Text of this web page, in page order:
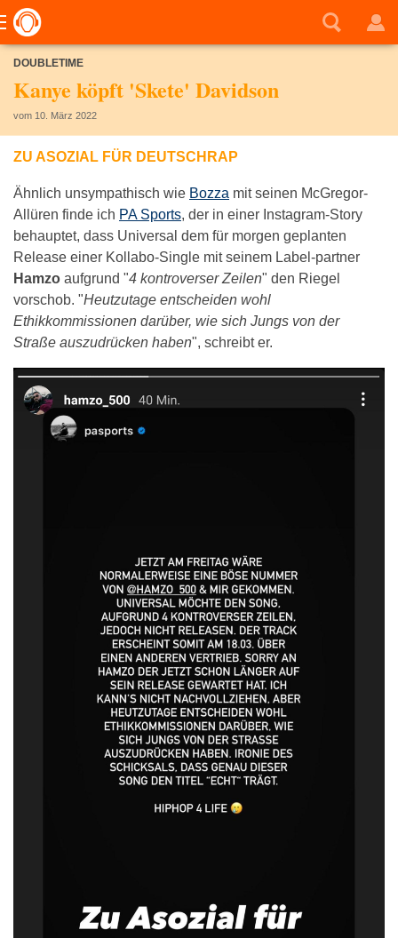
DOUBLETIME
Kanye köpft 'Skete' Davidson
vom 10. März 2022
ZU ASOZIAL FÜR DEUTSCHRAP
Ähnlich unsympathisch wie Bozza mit seinen McGregor-
Allüren finde ich PA Sports, der in einer Instagram-Story
behauptet, dass Universal dem für morgen geplanten
Release einer Kollabo-Single mit seinem Label-partner
Hamzo aufgrund "4 kontroverser Zeilen" den Riegel
vorschob. "Heutzutage entscheiden wohl
Ethikkommissionen darüber, wie sich Jungs von der
Straße auszudrücken haben", schreibt er.